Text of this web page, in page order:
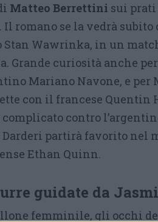
Matteo Berrettini sui
Il romano se la vedrà
Stan Wawrinka, in un
Grande curiosità anche per
Mariano Navone, e
con il francese Quentin
contro
partirà favorito nel
Ethan Quinn.
guidate da
femminile, gli occhi